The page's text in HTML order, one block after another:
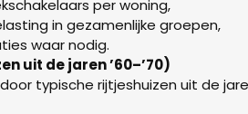
per woning,
in gezamenlijke groepen,
waar nodig.
uit de jaren ’60–’70)
typische rijtjeshuizen uit de